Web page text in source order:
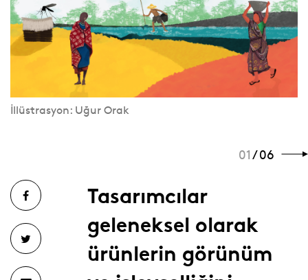
İllüstrasyon: Uğur Orak
01/ 06
Tasarımcılar
geleneksel olarak
ürünlerin görünüm